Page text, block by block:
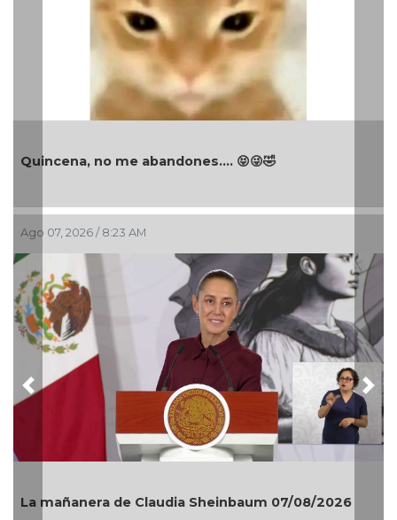
Quincena, no me abandones.... 😝😜🤣
Ago 07, 2026 / 8:23 AM
La mañanera de Claudia Sheinbaum 07/08/2026
Previous